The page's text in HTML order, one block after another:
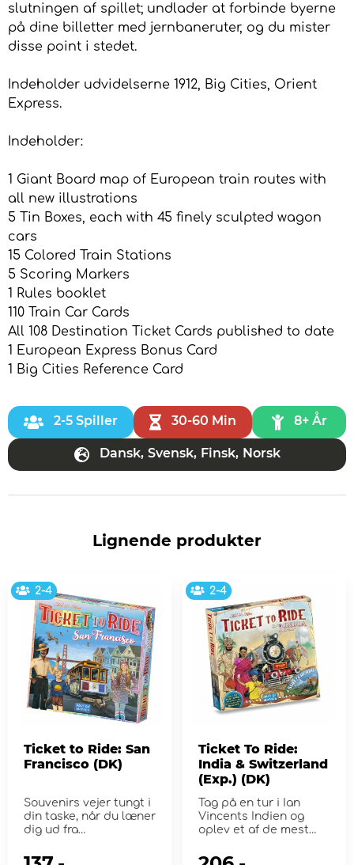
slutningen af spillet; undlader at forbinde byerne
på dine billetter med jernbaneruter, og du mister
disse point i stedet.
Indeholder udvidelserne 1912, Big Cities, Orient
Express.
Indeholder:
1 Giant Board map of European train routes with
all new illustrations
5 Tin Boxes, each with 45 finely sculpted wagon
cars
15 Colored Train Stations
5 Scoring Markers
1 Rules booklet
110 Train Car Cards
All 108 Destination Ticket Cards published to date
1 European Express Bonus Card
1 Big Cities Reference Card
2-5 Spiller 30-60 Min 8+ År
Dansk, Svensk, Finsk, Norsk
Lignende produkter
2-4
Ticket to Ride: San
Francisco (DK)
Souvenirs vejer tungt i
din taske, når du læner
dig ud fra
2-4
Ticket To Ride:
India & Switzerland
(Exp.) (DK)
Tag på en tur i Ian
Vincents Indien og
oplev et af de mest